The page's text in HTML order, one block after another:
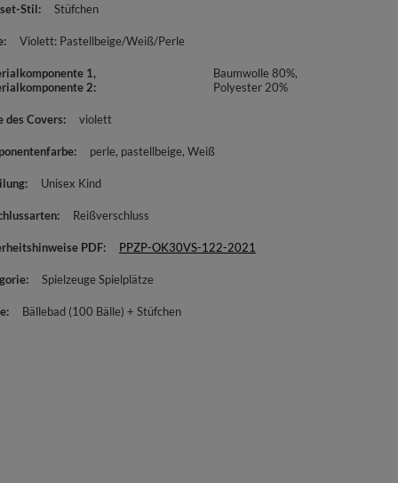
Stil Stüfchen
Violett: Pastellbeige/Weiß/Perle
1,
2
Baumwolle 80%,
Polyester 20%
des Covers violett
perle pastellbeige Weiß
Unisex Kind
Reißverschluss
PDF PPZP-OK30VS-122-2021
Spielzeuge Spielplätze
Bällebad (100 Bälle) + Stüfchen